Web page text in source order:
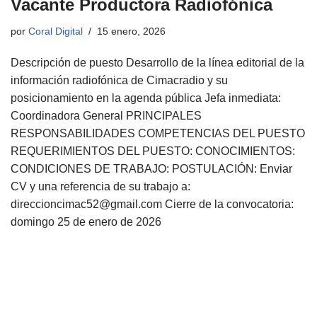
Vacante Productora Radiofónica
por Coral Digital 15 enero, 2026
Descripción de puesto Desarrollo de la línea editorial de la
información radiofónica de Cimacradio y su
posicionamiento en la agenda pública Jefa inmediata:
Coordinadora General PRINCIPALES
RESPONSABILIDADES COMPETENCIAS DEL PUESTO
REQUERIMIENTOS DEL PUESTO: CONOCIMIENTOS:
CONDICIONES DE TRABAJO: POSTULACIÓN: Enviar
CV y una referencia de su trabajo a:
direccioncimac52@gmail.com Cierre de la convocatoria:
domingo 25 de enero de 2026